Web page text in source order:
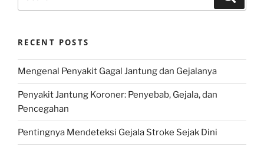
for:
RECENT POSTS
Mengenal Penyakit Gagal Jantung dan Gejalanya
Penyakit Jantung Koroner: Penyebab, Gejala, dan
Pencegahan
Pentingnya Mendeteksi Gejala Stroke Sejak Dini